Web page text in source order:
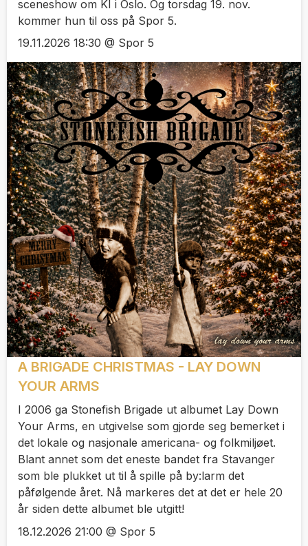
sceneshow om KI i Oslo. Og torsdag 19. nov.
kommer hun til oss på Spor 5.
19.11.2026 18:30 @ Spor 5
A BRIGADE CHRISTMAS - LAY DOWN
YOUR ARMS
I 2006 ga Stonefish Brigade ut albumet Lay Down
Your Arms, en utgivelse som gjorde seg bemerket i
det lokale og nasjonale americana- og folkmiljøet.
Blant annet som det eneste bandet fra Stavanger
som ble plukket ut til å spille på by:larm det
påfølgende året. Nå markeres det at det er hele 20
år siden dette albumet ble utgitt!
18.12.2026 21:00 @ Spor 5